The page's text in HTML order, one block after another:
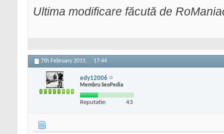
Ultima modificare făcută de
7th February 2011, 17:44
edy12006
Membru SeoPedia
Reputatie: 43